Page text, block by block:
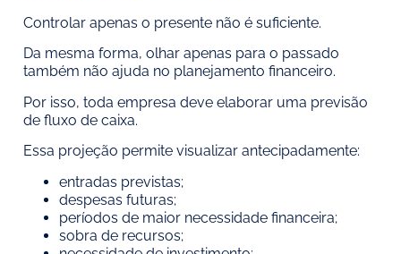
Controlar apenas o presente não é suficiente.
Da mesma forma, olhar apenas para o passado
também não ajuda no planejamento financeiro.
Por isso, toda empresa deve elaborar uma previsão
de fluxo de caixa.
Essa projeção permite visualizar antecipadamente:
entradas previstas;
despesas futuras;
períodos de maior necessidade financeira;
sobra de recursos;